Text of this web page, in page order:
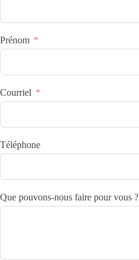
Prénom
Courriel
Téléphone
Que pouvons-nous faire pour vous ?